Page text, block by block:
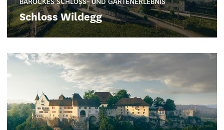
BAROCKES SCHLOSS- UND GARTENERLEBNIS
Schloss Wildegg